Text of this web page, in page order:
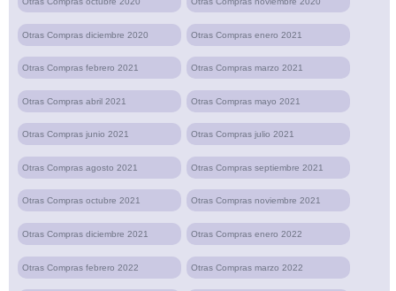
Otras Compras diciembre 2020 Otras Compras enero 2021
Otras Compras febrero 2021 Otras Compras marzo 2021
Otras Compras abril 2021 Otras Compras mayo 2021
Otras Compras junio 2021 Otras Compras julio 2021
Otras Compras agosto 2021 Otras Compras septiembre 2021
Otras Compras octubre 2021 Otras Compras noviembre 2021
Otras Compras diciembre 2021 Otras Compras enero 2022
Otras Compras febrero 2022 Otras Compras marzo 2022